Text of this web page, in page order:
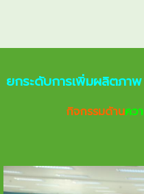
ยกระดับการเพิ่มผลิตภาพ
กิจกรรมด้านคว